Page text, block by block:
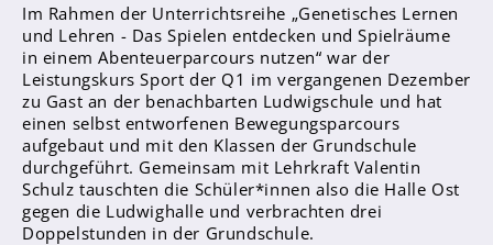
Schulleitung
Kollegium
Lehrer*innen
Schulsozialarbeiter
Referendar*innen
Teams
Im Rahmen der Unterrichtsreihe „Genetisches Lernen
und Lehren - Das Spielen entdecken und Spielräume
in einem Abenteuerparcours nutzen“ war der
Leistungskurs Sport der Q1 im vergangenen Dezember
zu Gast an der benachbarten Ludwigschule und hat
einen selbst entworfenen Bewegungsparcours
aufgebaut und mit den Klassen der Grundschule
durchgeführt. Gemeinsam mit Lehrkraft Valentin
Schulz tauschten die Schüler*innen also die Halle Ost
gegen die Ludwighalle und verbrachten drei
Doppelstunden in der Grundschule.